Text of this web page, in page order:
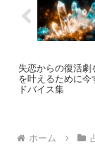
失恋からの復活劇
を叶えるために今
ドバイス集
ホーム